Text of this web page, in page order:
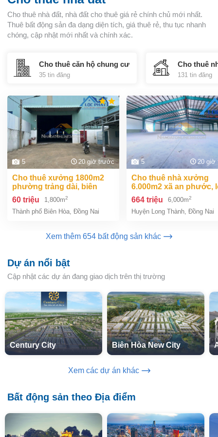
Cho thuê nhà đất, nhà đất cho thuê giá rẻ chính chủ mới nhất.
Thuê bất động sản đa dạng diện tích, giá thuê rẻ, thu tục nhanh
chóng, cập nhật mới nhất và chính xác.
Cho thuê căn hộ chung cư
35 tin đăng
Cho thuê
131 tin đăng
5 20 giờ trước
cho thuê xưởng 1800m2
phường trảng dài, biên
hoà, đồng nai giá
60tr/tháng
60 triệu 1,800m2
Thành phố Biên Hòa, Đồng Nai
5 20 giờ
cho thuê nhà xưởng
6.000m2 xã an phước,
thành, đồng nai giá
664tr/tháng
664 triệu 6,000m2
Huyện Long Thành, Đồng Nai
Xem thêm 654 bất động sản khác
Dự án nổi bật
Cập nhật các dự án đang giao dịch trên thị trường
Century City Biên Hòa New City
Xem các dự án khác
Bất động sản theo Địa điểm